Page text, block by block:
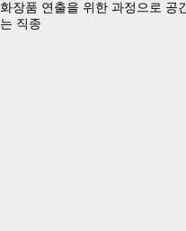
화장품 연출을 위한 과정으로 공
는 직종